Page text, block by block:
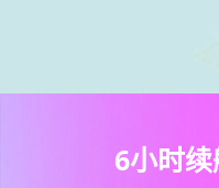
6小时